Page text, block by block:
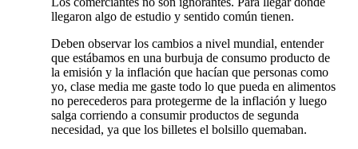
llegaron algo de estudio y sentido común tienen.
Deben observar los cambios a nivel mundial, entender
que estábamos en una burbuja de consumo producto de
la emisión y la inflación que hacían que personas como
yo, clase media me gaste todo lo que pueda en alimentos
no perecederos para protegerme de la inflación y luego
salga corriendo a consumir productos de segunda
necesidad, ya que los billetes el bolsillo quemaban.